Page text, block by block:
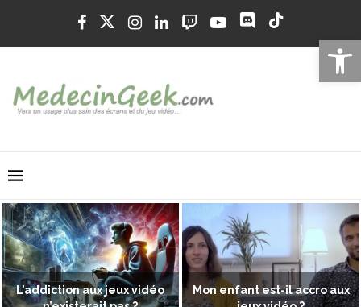
Ouvrir
L’addiction aux jeux vidéo
Mon enfant est-il accro aux